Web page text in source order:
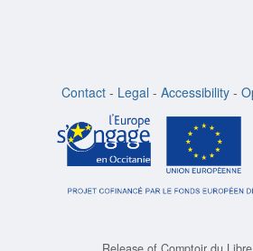
Contact - Legal - Accessibility -